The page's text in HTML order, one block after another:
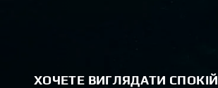
ХОЧЕТЕ ВИГЛЯДАТИ